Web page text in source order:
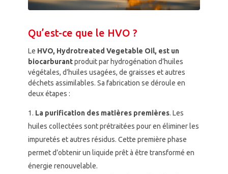
Qu’est-ce que le HVO ?
Le HVO, Hydrotreated Vegetable Oil, est un
biocarburantproduit par hydrogénation d’huiles
végétales, d’huiles usagées, de graisses et autres
déchets assimilables. Sa fabrication se déroule en
deux étapes :
La purification des matières premières. Les
huiles collectées sont prétraitées pour en éliminer les
impuretés et autres résidus. Cette première phase
permet d’obtenir un liquide prêt à être transformé en
énergie renouvelable.